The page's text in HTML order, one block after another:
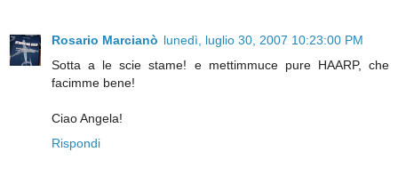
Rosario Marcianò lunedì, luglio 30, 2007 10:23:00 PM
Sotta a le scie stame! e mettimmuce pure HAARP, che
facimme bene!
Ciao Angela!
Rispondi